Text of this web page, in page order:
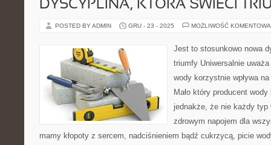
DYSCYPLINA, KTÓRA ŚWIECI
POSTED BY ADMIN GRU - 23 - 2025 MOŻLIWOŚĆ
Jest to stosunkowo nowa
triumfy Uniwersalnie
wody korzystnie wpływa
Mało który producent
jednakże, że nie każdy
zdrowym napojem dla
mamy kłopoty z sercem, nadciśnieniem bądź cukrzycą, picie